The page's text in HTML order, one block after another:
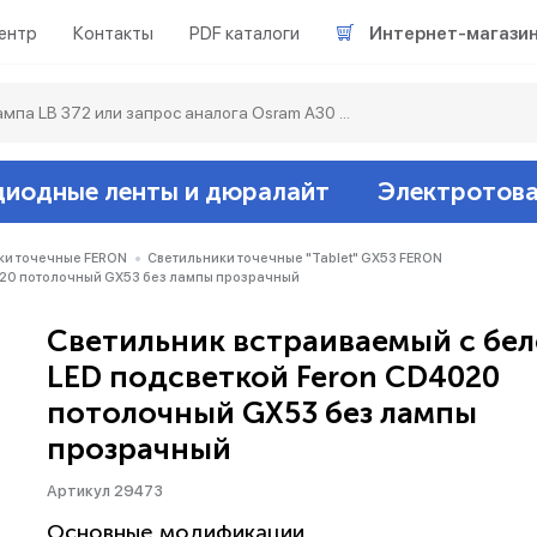
Контакты PDF каталоги Интернет-магазин
Светодиодные
Акцентное
ленты и дюралайт
Ленты
Аксессуары
Датчики
Эпра (балласты)
Гирлянды белт-
точечные FERON
Светильники точечные "Tablet" GX53 FERON
потолочный GX53 без лампы прозрачный
Светильник встраиваемый с
LED подсветкой Feron CD4020
потолочный GX53 без лампы
прозрачный
Артикул 29473